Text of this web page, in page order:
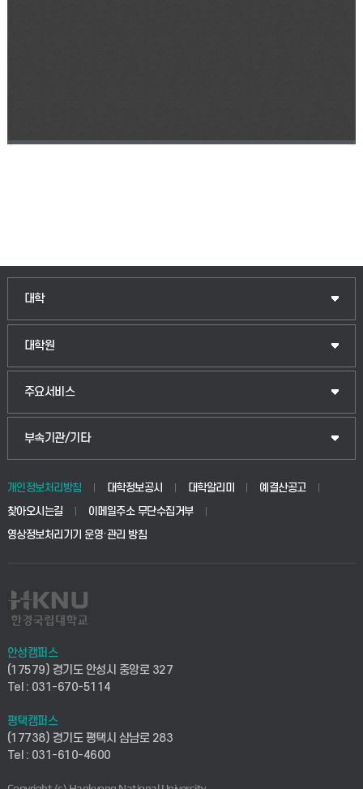
대학
인문융합공공인재학부
법경영학부
생명공학부
사회안전시스템공학부
컴퓨터응용수학부
ICT로봇기계공학부
전자전기공학부
대학원
일반대학원
산업대학원
공공정책대학원
교육대학원
주요서비스
입학안내
웹메일
학사시스템(전문학사 및 전공심화)
사이버캠퍼스(전문학사 및 전공심화)
시설바로처리서비스
연구실안전관리시스템
산학연구관리시스템
부속기관/기타
중앙도서관
학생생활관(안성)
산학협력단
취업지원센터
창업지원센터
현장실습지원센터
개인정보처리방침 대학정보공시 대학알리미
예결산공고
찾아오시는길
이메일주소 무단수집거부
영상정보처리기기 운영·관리 방침
안성캠퍼스
(17579) 경기도 안성시 중앙로 327
Tel : 031-670-5114
평택캠퍼스
(17738) 경기도 평택시 삼남로 283
Tel : 031-610-4600